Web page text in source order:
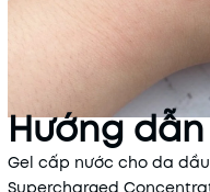
Hướng
Gel cấp nước cho da